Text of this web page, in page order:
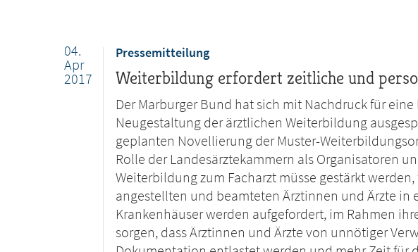
04.
Apr
2017
Pressemitteilung
Weiterbildung erfordert zeitliche und
Der Marburger Bund hat sich mit Nachdruck für
Neugestaltung der ärztlichen Weiterbildung
geplanten Novellierung der Muster-
Rolle der Landesärztekammern als Organisatoren
Weiterbildung zum Facharzt müsse gestärkt
angestellten und beamteten Ärztinnen und Ärzte in
Krankenhäuser werden aufgefordert, im Rahmen
sorgen, dass Ärztinnen und Ärzte von unnötiger